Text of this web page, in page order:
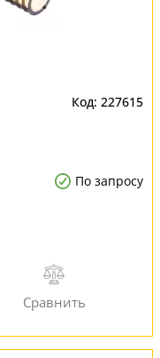
227615
По запросу